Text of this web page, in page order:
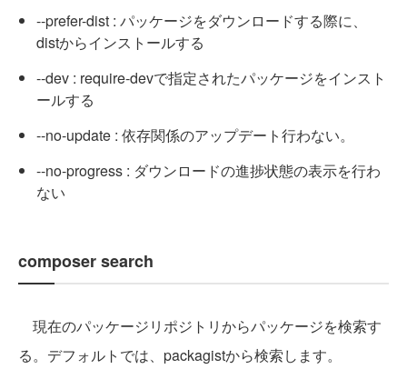
--prefer-dist : パッケージをダウンロードする際に、
distからインストールする
--dev : require-devで指定されたパッケージをインスト
ールする
--no-update : 依存関係のアップデート行わない。
--no-progress : ダウンロードの進捗状態の表示を行わ
ない
composer search
現在のパッケージリポジトリからパッケージを検索す
る。デフォルトでは、packagistから検索します。